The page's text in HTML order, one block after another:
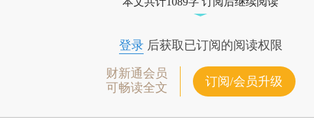
登录后获取已订阅的阅读权限
财新通会员
可畅读全文
订阅/会员升级